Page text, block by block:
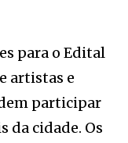
para o Edital
artistas e
participar
da cidade. Os